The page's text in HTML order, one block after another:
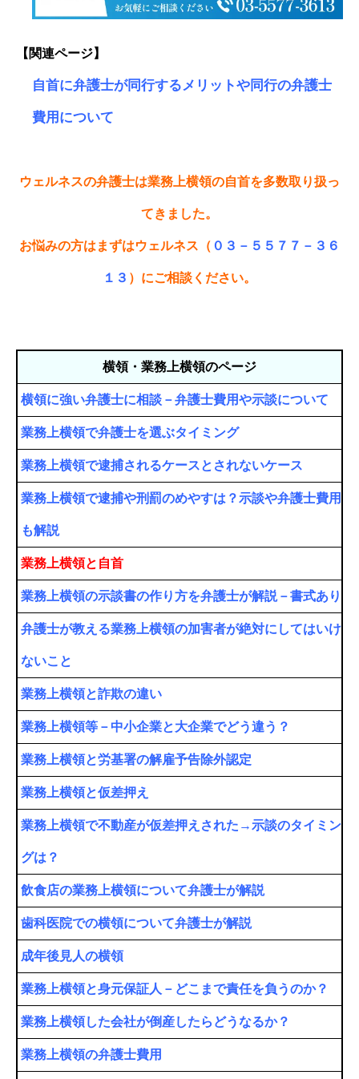
【関連ページ】
自首に弁護士が同行するメリットや同行の弁護士
費用について
ウェルネスの弁護士は業務上横領の自首を多数取り扱っ
てきました。
お悩みの方はまずはウェルネス（ ０３－５５７７－３６
１３ ）にご相談ください。
横領・業務上横領のページ
横領に強い弁護士に相談－弁護士費用や示談について
業務上横領で弁護士を選ぶタイミング
業務上横領で逮捕されるケースとされないケース
業務上横領で逮捕や刑罰のめやすは？示談や弁護士費用
も解説
業務上横領と自首
業務上横領の示談書の作り方を弁護士が解説－書式あり
弁護士が教える業務上横領の加害者が絶対にしてはいけ
ないこと
業務上横領と詐欺の違い
業務上横領等－中小企業と大企業でどう違う？
業務上横領と労基署の解雇予告除外認定
業務上横領と仮差押え
業務上横領で不動産が仮差押えされた→示談のタイミン
グは？
飲食店の業務上横領について弁護士が解説
歯科医院での横領について弁護士が解説
成年後見人の横領
業務上横領と身元保証人－どこまで責任を負うのか？
業務上横領した会社が倒産したらどうなるか？
業務上横領の弁護士費用